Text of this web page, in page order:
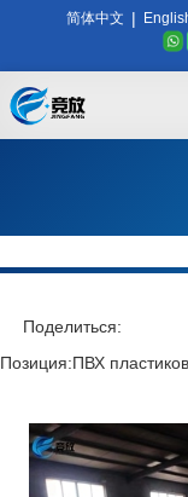
简体中文 |
Поделиться:
Позиция:ПВХ